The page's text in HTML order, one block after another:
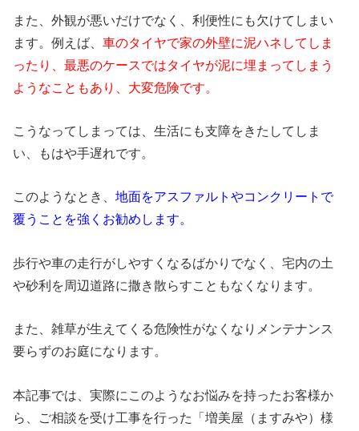
また、外観が悪いだけでなく、利便性にも欠けてしまい
ます。例えば、車のタイヤで家の外壁に泥ハネしてしま
ったり、最悪のケースではタイヤが泥に埋まってしまう
ようなこともあり、大変危険です。
こうなってしまっては、生活にも支障をきたしてしま
い、もはや手遅れです。
このようなとき、地面をアスファルトやコンクリートで
覆うことを強くお勧めします。
歩行や車の走行がしやすくなるばかりでなく、宅内の土
や砂利を周辺道路に撒き散らすこともなくなります。
また、雑草が生えてくる危険性がなくなりメンテナンス
要らずのお庭になります。
本記事では、実際にこのようなお悩みを持ったお客様か
ら、ご相談を受け工事を行った「増美屋（ますみや）様